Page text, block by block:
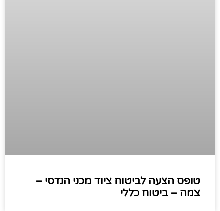
טופס הצעה לביטוח ציוד מכני הנדסי –
צמה – ביטוח כללי